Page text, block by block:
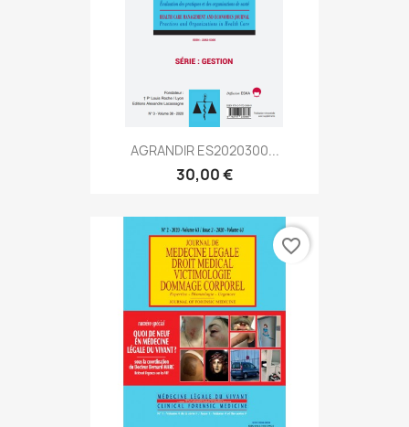
AGRANDIR ES2020300...
30,00 €
favorite_border